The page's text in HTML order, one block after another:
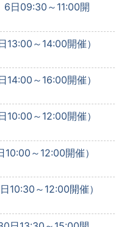
6日09:30～11:00開
～14:00開催）
～16:00開催）
～12:00開催）
～12:00開催）
10:30～12:00開催）